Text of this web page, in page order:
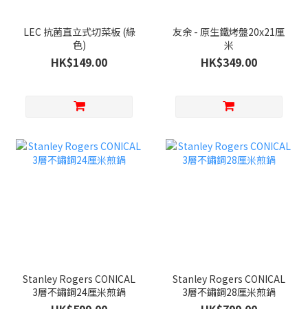
LEC 抗菌直立式切菜板 (綠
色)
HK$149.00
友余 - 原生鐵烤盤20x21厘
米
HK$349.00
Stanley Rogers CONICAL
3層不鏽鋼24厘米煎鍋
Stanley Rogers CONICAL
3層不鏽鋼28厘米煎鍋